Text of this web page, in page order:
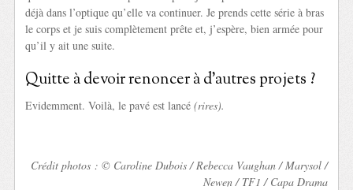
déjà dans l’optique qu’elle va continuer. Je prends cette série à bras
le corps et je suis complètement prête et, j’espère, bien armée pour
qu’il y ait une suite.
Quitte à devoir renoncer à d’autres projets ?
Evidemment. Voilà, le pavé est lancé(rires).
Crédit photos : © Caroline Dubois / Rebecca Vaughan / Marysol /
Newen / TF1 / Capa Drama